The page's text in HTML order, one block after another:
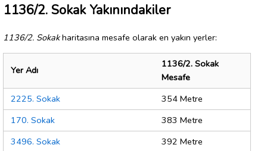
1136/2. Sokak Yakınındakiler
1136/2. Sokakharitasına mesafe olarak en yakın yerler:
Yer Adı
1136/2. Sokak
Mesafe
2225. Sokak
354 Metre
170. Sokak
383 Metre
3496. Sokak
392 Metre